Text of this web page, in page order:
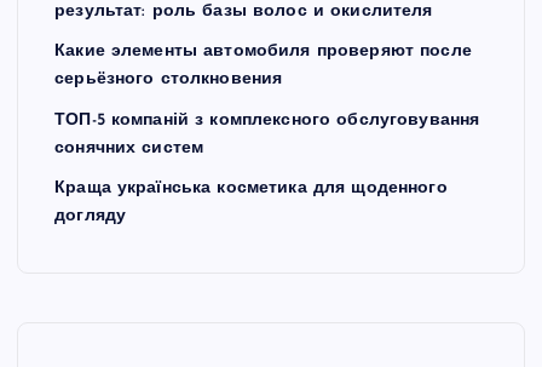
результат: роль базы волос и окислителя
Какие элементы автомобиля проверяют после
серьёзного столкновения
ТОП-5 компаній з комплексного обслуговування
сонячних систем
Краща українська косметика для щоденного
догляду